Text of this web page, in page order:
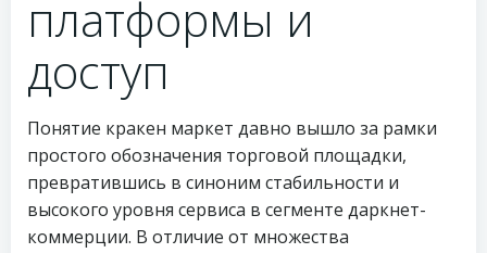
платформы и
доступ
Понятие кракен маркет давно вышло за рамки
простого обозначения торговой площадки,
превратившись в синоним стабильности и
высокого уровня сервиса в сегменте даркнет-
коммерции. В отличие от множества